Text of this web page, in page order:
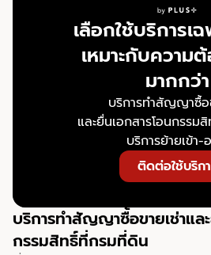
เลือกใช้บริการเ
เหมาะกับความ
มากกว่า
บริการทำสัญญาซื้อ
และยื่นเอกสารโอนกรรม
บริการย้ายเข้า-
ติดต่อใช้บริก
บริการทำสัญญาซื้อขายเช่าแล
กรรมสิทธิ์ที่กรมที่ดิน